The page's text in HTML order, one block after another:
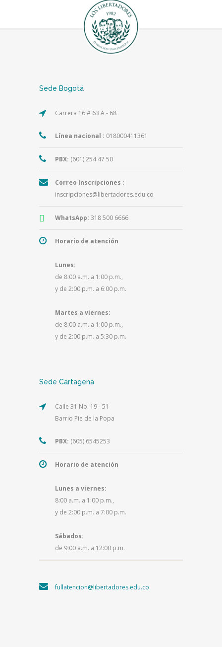
Sede Bogotá
Carrera 16 # 63 A - 68
Línea nacional : 018000411361
PBX: (601) 254 47 50
Correo Inscripciones :
inscripciones@libertadores.edu.co
WhatsApp: 318 500 6666
Horario de atención
Lunes:
de 8:00 a.m. a 1:00 p.m.,
y de 2:00 p.m. a 6:00 p.m.
Martes a viernes:
de 8:00 a.m. a 1:00 p.m.,
y de 2:00 p.m. a 5:30 p.m.
Sede Cartagena
Calle 31 No. 19 - 51
Barrio Pie de la Popa
PBX: (605) 6545253
Horario de atención
Lunes a viernes:
8:00 a.m. a 1:00 p.m.,
y de 2:00 p.m. a 7:00 p.m.
Sábados:
de 9:00 a.m. a 12:00 p.m.
fullatencion@libertadores.edu.co